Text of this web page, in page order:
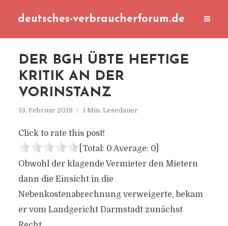
deutsches-verbraucherforum.de
DER BGH ÜBTE HEFTIGE
KRITIK AN DER
VORINSTANZ
13. Februar 2018 1 Min. Lesedauer
Click to rate this post!
[Total: 0 Average: 0]
Obwohl der klagende Vermieter den Mietern
dann die Einsicht in die
Nebenkostenabrechnung verweigerte, bekam
er vom Landgericht Darmstadt zunächst